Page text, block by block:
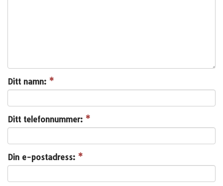
Ditt namn: *
Ditt telefonnummer: *
Din e-postadress: *